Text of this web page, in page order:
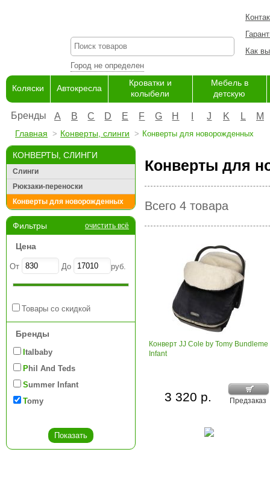
Город не определен
Как
Коляски Автокресла
Кроватки и
колыбели
Мебель в
детскую
Бренды A B C D E F G H J K L M
Главная Конверты, слинги Конверты для новорожденных
КОНВЕРТЫ, СЛИНГИ
Слинги
Рюкзаки-переноски
Конверты для новорожденных
Фильтры очистить всё
Цена
От До руб.
Товары со скидкой
Бренды
Italbaby
Phil And Teds
Summer Infant
Tomy
Конверты для
Всего 4 товара
Конверт JJ Cole by Tomy Bundleme
Infant
Предзаказ
3 320 р.